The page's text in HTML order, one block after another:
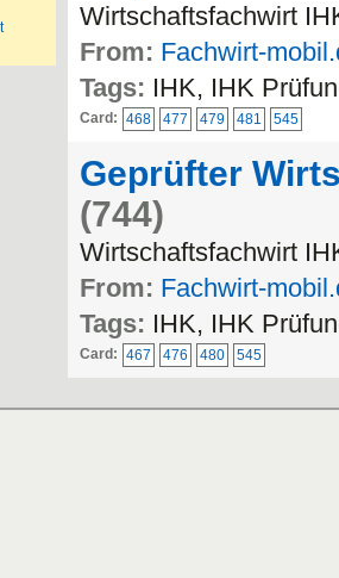
Wirtschaftsfachwirt
From: Fachwirt-
Tags: IHK, IHK
Card: 468 477 479 481 545
Geprüfter
(744)
Wirtschaftsfachwirt
From: Fachwirt-
Tags: IHK, IHK
Card: 467 476 480 545